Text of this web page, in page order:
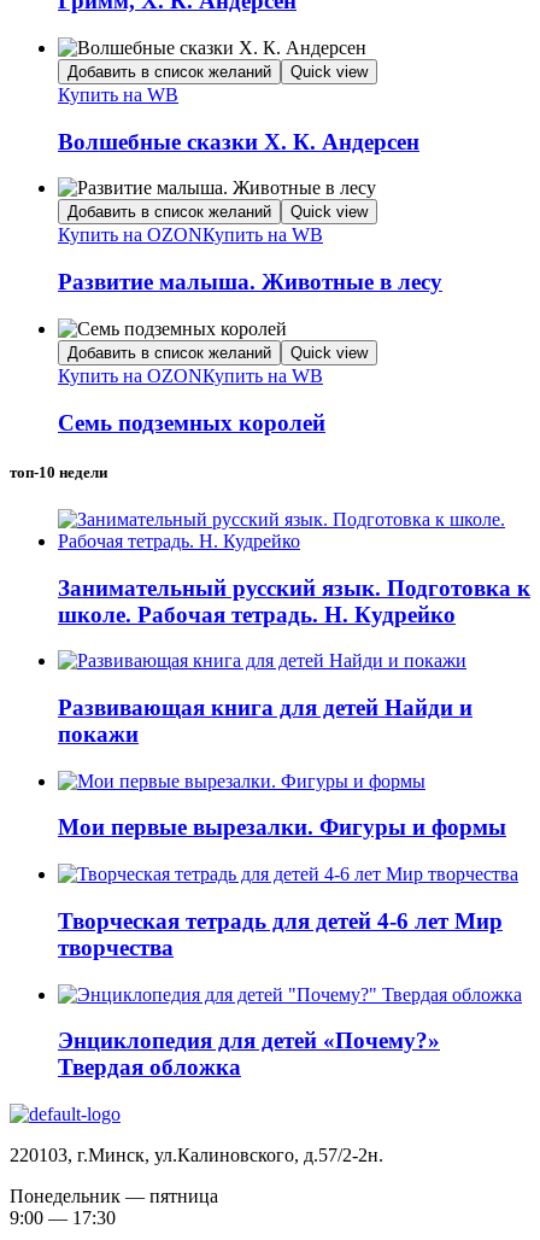
Добавить в список желаний Quick view
Купить на WB
Волшебные сказки Х. К. Андерсен
Добавить в список желаний Quick view
Купить на OZONКупить на WB
Развитие малыша. Животные в лесу
Добавить в список желаний Quick view
Купить на OZONКупить на WB
Семь подземных королей
топ-10 недели
Занимательный русский язык. Подготовка к
школе. Рабочая тетрадь. Н. Кудрейко
Развивающая книга для детей Найди и
покажи
Мои первые вырезалки. Фигуры и формы
Творческая тетрадь для детей 4-6 лет Мир
творчества
Энциклопедия для детей «Почему?»
Твердая обложка
220103, г.Минск, ул.Калиновского, д.57/2-2н.
Понедельник — пятница
9:00 — 17:30